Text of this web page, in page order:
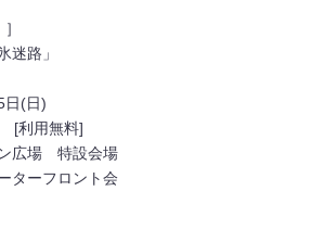
路」
(日)
利用無料]
場 特設会場
ーフロント会